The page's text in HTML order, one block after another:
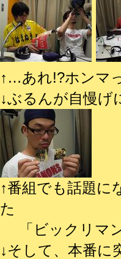
↑…あれ!?ホンマ
↓ぶるんが自慢
↑番組でも話題に
た
「ビックリマ
↓そして、本番に